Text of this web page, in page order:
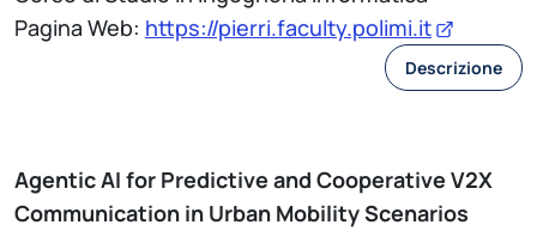
Pagina Web: https://pierri.faculty.polimi.it
Descrizione
Agentic AI for Predictive and Cooperative V2X
Communication in Urban Mobility Scenarios